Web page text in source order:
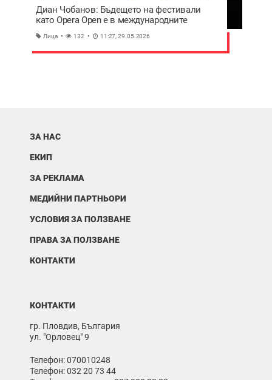
Диан Чобанов: Бъдещето на фестивали
като Opera Open е в международните
Лица 132 11:27, 29.05.2026
ЗА НАС
ЕКИП
ЗА РЕКЛАМА
МЕДИЙНИ ПАРТНЬОРИ
УСЛОВИЯ ЗА ПОЛЗВАНЕ
ПРАВА ЗА ПОЛЗВАНЕ
КОНТАКТИ
КОНТАКТИ
гр. Пловдив, България
ул. "Орловец" 9
Телефон: 070010248
Телефон: 032 20 73 44